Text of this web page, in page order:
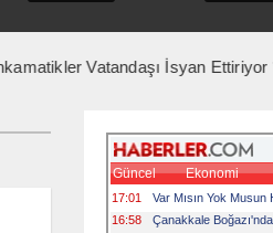
Vatandaşı İsyan Ettiriyor ***